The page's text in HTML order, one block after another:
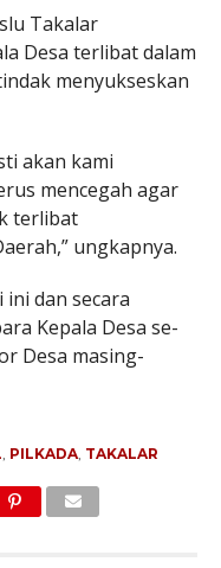
Takalar
Desa terlibat dalam
menyukseskan
akan kami
mencegah agar
terlibat
ungkapnya.
dan secara
Kepala Desa se-
Desa masing-
, PILKADA, TAKALAR